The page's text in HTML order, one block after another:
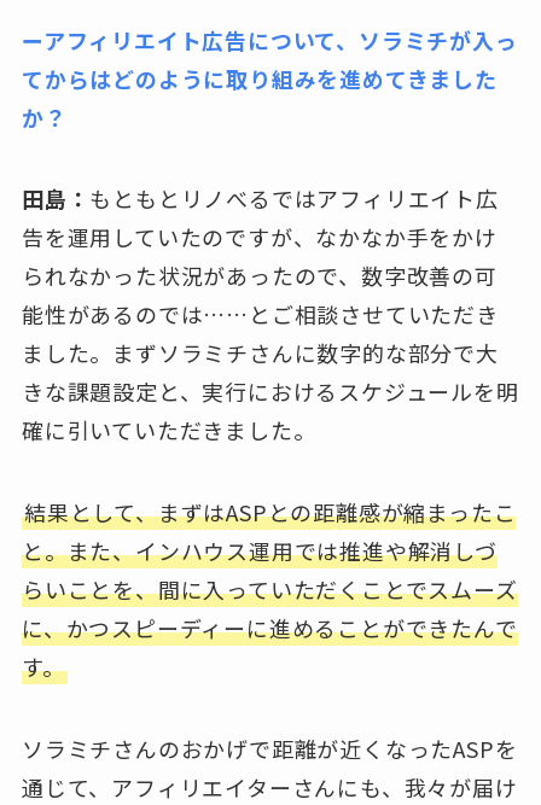
ーアフィリエイト広告について、ソラミチが入っ
てからはどのように取り組みを進めてきました
か？
田島： もともとリノべるではアフィリエイト広
告を運用していたのですが、なかなか手をかけ
られなかった状況があったので、数字改善の可
能性があるのでは……とご相談させていただき
ました。まずソラミチさんに数字的な部分で大
きな課題設定と、実行におけるスケジュールを明
確に引いていただきました。
結果として、まずはASPとの距離感が縮まったこ
と。また、インハウス運用では推進や解消しづ
らいことを、間に入っていただくことでスムーズ
に、かつスピーディーに進めることができたんで
す。
ソラミチさんのおかげで距離が近くなったASPを
通じて、アフィリエイターさんにも、我々が届け